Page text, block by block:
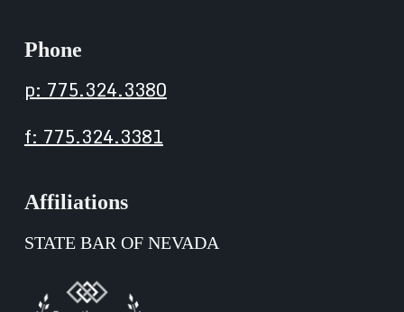
Phone
p: 775.324.3380
f: 775.324.3381
Affiliations
STATE BAR OF NEVADA